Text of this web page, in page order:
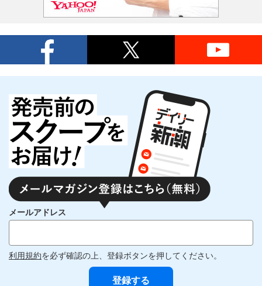
メールアドレス
利用規約を必ず確認の上、登録ボタンを押してください。